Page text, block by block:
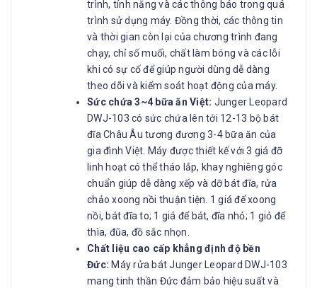
trình, tính năng và các thông báo trong quá
trình sử dụng máy. Đồng thời, các thông tin
và thời gian còn lại của chương trình đang
chạy, chỉ số muối, chất làm bóng và các lỗi
khi có sự cố để giúp người dùng dễ dàng
theo dõi và kiểm soát hoạt động của máy.
Sức chứa 3~4 bữa ăn Việt: Junger Leopard
DWJ-103 có sức chứa lên tới 12-13 bộ bát
đĩa Châu Âu tương đương 3-4 bữa ăn của
gia đình Việt. Máy được thiết kế với 3 giá đỡ
linh hoạt có thể tháo lắp, khay nghiêng góc
chuẩn giúp dễ dàng xếp và dỡ bát đĩa, rửa
chảo xoong nồi thuận tiện. 1 giá để xoong
nồi, bát đĩa to; 1 giá để bát, đĩa nhỏ; 1 giỏ để
thìa, đũa, đồ sắc nhọn.
Chất liệu cao cấp khẳng định độ bền
Đức: Máy rửa bát Junger Leopard DWJ-103
mang tinh thần Đức đảm bảo hiệu suất và